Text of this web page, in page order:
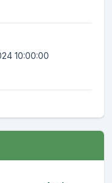
10:00:00